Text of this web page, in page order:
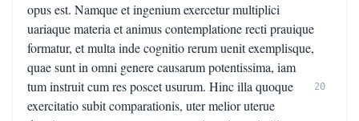
opus est. Namque et ingenium exercetur multiplici
uariaque materia et animus contemplatione recti prauique
formatur, et multa inde cognitio rerum uenit exemplisque,
quae sunt in omni genere causarum potentissima, iam
tum instruit cum res poscet usurum. Hinc illa quoque
exercitatio subit comparationis, uter melior uterue
20